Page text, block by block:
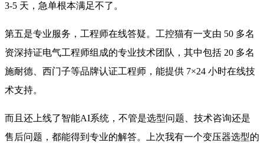
3-5 天，急单根本满足不了。
第五是专业服务，工程师在线答疑。工控猫有一支由 50 多名
资深持证电气工程师组成的专业技术团队，其中包括 20 多名
施耐德、西门子等品牌认证工程师，能提供 7×24 小时在线技
术支持。
而且还上线了智能AI系统，不管是选型问题、技术咨询还是
售后问题，都能得到专业的解答。上次我有一个变压器选型的